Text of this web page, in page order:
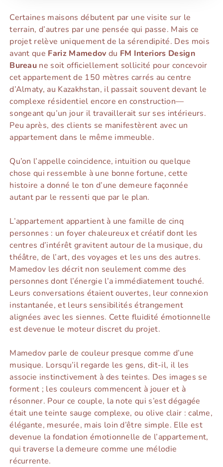
Certaines maisons débutent par une visite sur le
terrain, d’autres par une pensée qui passe. Mais ce
projet relève uniquement de la sérendipité. Des mois
avant que Fariz Mamedov du FM Interiors Design
Bureau ne soit officiellement sollicité pour concevoir
cet appartement de 150 mètres carrés au centre
d’Almaty, au Kazakhstan, il passait souvent devant le
complexe résidentiel encore en construction—
songeant qu’un jour il travaillerait sur ses intérieurs.
Peu après, des clients se manifestèrent avec un
appartement dans le même immeuble.
Qu’on l’appelle coincidence, intuition ou quelque
chose qui ressemble à une bonne fortune, cette
histoire a donné le ton d’une demeure façonnée
autant par le ressenti que par le plan.
L’appartement appartient à une famille de cinq
personnes : un foyer chaleureux et créatif dont les
centres d’intérêt gravitent autour de la musique, du
théâtre, de l’art, des voyages et les uns des autres.
Mamedov les décrit non seulement comme des
personnes dont l’énergie l’a immédiatement touché.
Leurs conversations étaient ouvertes, leur connexion
instantanée, et leurs sensibilités étrangement
alignées avec les siennes. Cette fluidité émotionnelle
est devenue le moteur discret du projet.
Mamedov parle de couleur presque comme d’une
musique. Lorsqu’il regarde les gens, dit-il, il les
associe instinctivement à des teintes. Des images se
forment ; les couleurs commencent à jouer et à
résonner. Pour ce couple, la note qui s’est dégagée
était une teinte sauge complexe, ou olive clair : calme,
élégante, mesurée, mais loin d’être simple. Elle est
devenue la fondation émotionnelle de l’appartement,
qui traverse la demeure comme une mélodie
récurrente.